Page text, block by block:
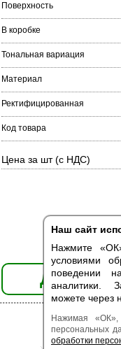
Наш сайт
Нажмите
условиями
поведении
аналитики.
можете через
Нажимая
персональных
обработки
Поверхность
В коробке
Тональная вариация
Материал
Ректифицированная
Код товара
Цена за шт (с НДС)
Есть образец |